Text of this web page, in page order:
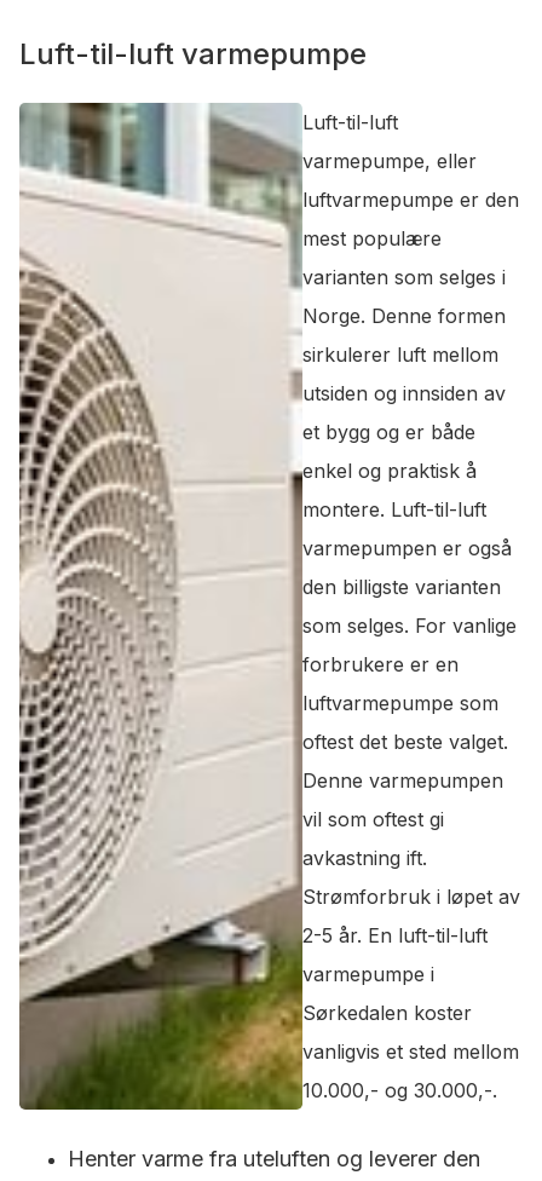
Luft-til-luft varmepumpe
Luft-til-luft
varmepumpe, eller
luftvarmepumpe er den
mest populære
varianten som selges i
Norge. Denne formen
sirkulerer luft mellom
utsiden og innsiden av
et bygg og er både
enkel og praktisk å
montere. Luft-til-luft
varmepumpen er også
den billigste varianten
som selges. For vanlige
forbrukere er en
luftvarmepumpe som
oftest det beste valget.
Denne varmepumpen
vil som oftest gi
avkastning ift.
Strømforbruk i løpet av
2-5 år. En luft-til-luft
varmepumpe i
Sørkedalen koster
vanligvis et sted mellom
10.000,- og 30.000,-.
Henter varme fra uteluften og leverer den